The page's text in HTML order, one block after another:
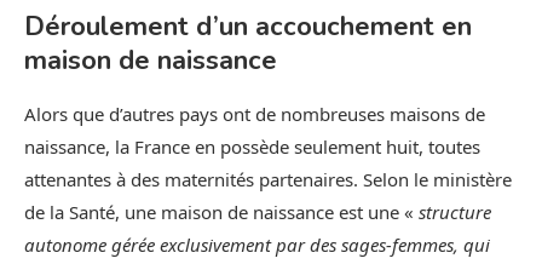
Déroulement d’un accouchement en
maison de naissance
Alors que d’autres pays ont de nombreuses maisons de
naissance, la France en possède seulement huit, toutes
attenantes à des maternités partenaires. Selon le ministère
de la Santé, une maison de naissance est une « structure
autonome gérée exclusivement par des sages-femmes, qui